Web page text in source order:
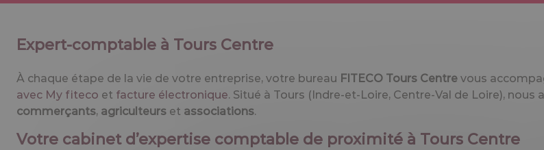
Expert-comptable à Tours Centre
À chaque étape de la vie de votre entreprise, votre bureau FITECO Tours Centre vous
avec My fiteco et facture électronique. Situé à Tours (Indre-et-Loire, Centre-Val de Loire), nous
commerçants, agriculteurs et associations.
Votre cabinet d’expertise comptable de proximité à Tours Centre